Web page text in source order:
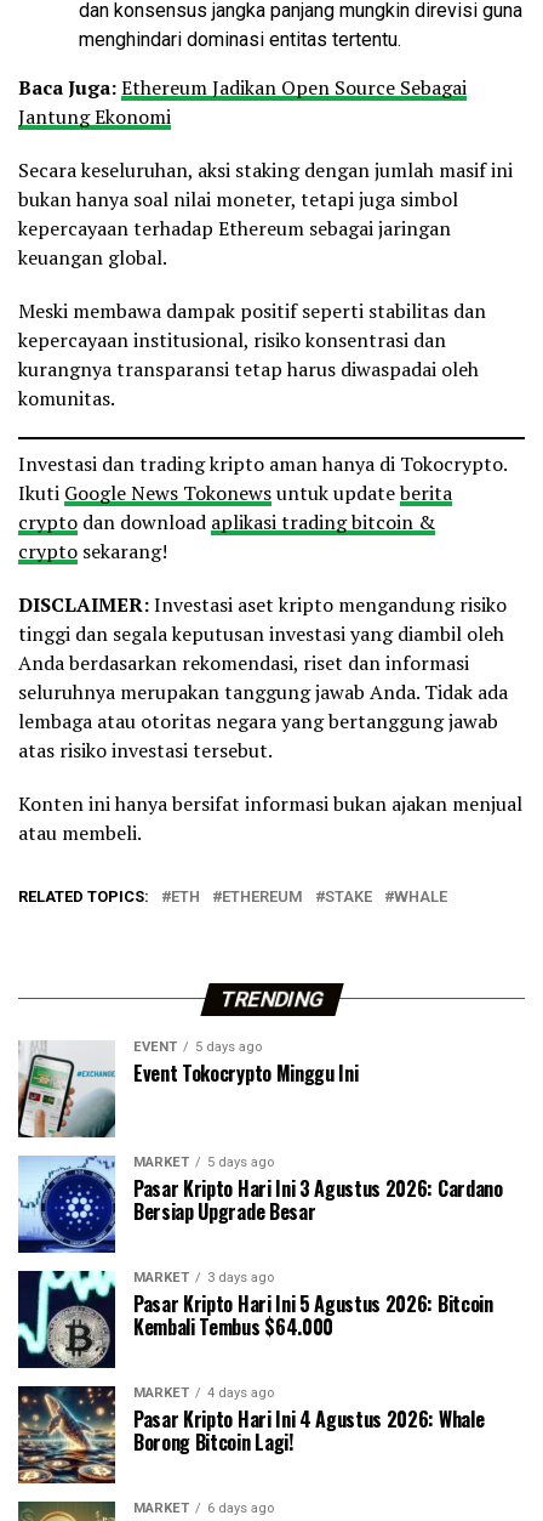
dan konsensus jangka panjang mungkin direvisi guna
menghindari dominasi entitas tertentu.
Baca Juga:Ethereum Jadikan Open Source Sebagai
Jantung Ekonomi
Secara keseluruhan, aksi staking dengan jumlah masif ini
bukan hanya soal nilai moneter, tetapi juga simbol
kepercayaan terhadap Ethereum sebagai jaringan
keuangan global.
Meski membawa dampak positif seperti stabilitas dan
kepercayaan institusional, risiko konsentrasi dan
kurangnya transparansi tetap harus diwaspadai oleh
komunitas.
Investasi dan trading kripto aman hanya di Tokocrypto.
Ikuti Google News Tokonewsuntuk updateberita
crypto dan download aplikasi trading bitcoin &
crypto sekarang!
DISCLAIMER:Investasi aset kripto mengandung risiko
tinggi dan segala keputusan investasi yang diambil oleh
Anda berdasarkan rekomendasi, riset dan informasi
seluruhnya merupakan tanggung jawab Anda. Tidak ada
lembaga atau otoritas negara yang bertanggung jawab
atas risiko investasi tersebut.
Konten ini hanya bersifat informasi bukan ajakan menjual
atau membeli.
RELATED TOPICS: ETH ETHEREUM STAKE WHALE
TRENDING
EVENT 5 days ago
Event Tokocrypto Minggu Ini
MARKET 5 days ago
Pasar Kripto Hari Ini 3 Agustus 2026: Cardano
Bersiap Upgrade Besar
MARKET 3 days ago
Pasar Kripto Hari Ini 5 Agustus 2026: Bitcoin
Kembali Tembus $64.000
MARKET 4 days ago
Pasar Kripto Hari Ini 4 Agustus 2026: Whale
Borong Bitcoin Lagi!
MARKET 6 days ago